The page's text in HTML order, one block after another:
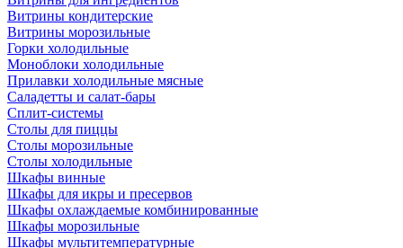
Витрины кондитерские
Витрины морозильные
Горки холодильные
Моноблоки холодильные
Прилавки холодильные мясные
Саладетты и салат-бары
Сплит-системы
Столы для пиццы
Столы морозильные
Столы холодильные
Шкафы винные
Шкафы для икры и пресервов
Шкафы охлаждаемые комбинированные
Шкафы морозильные
Шкафы мультитемпературные